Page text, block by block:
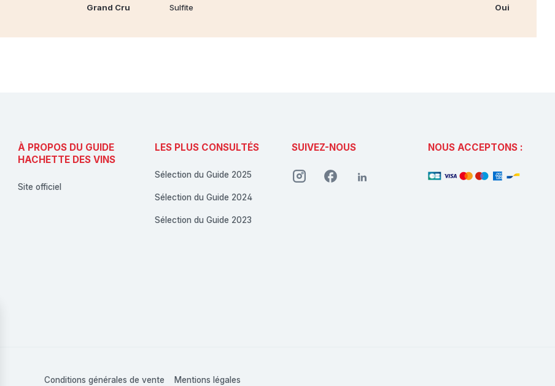
Grand Cru Sulfite Oui
À PROPOS DU GUIDE
HACHETTE DES VINS
Site officiel
LES PLUS CONSULTÉS
Sélection du Guide 2025
Sélection du Guide 2024
Sélection du Guide 2023
SUIVEZ-NOUS NOUS ACCEPTONS :
Conditions générales de vente Mentions légales